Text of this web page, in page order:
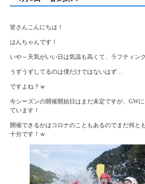
皆さんこんにちは！
はんちゃんです！
いや～天気がいい日は気温も高くて、ラフティン
うずうずしてるのは僕だけではないはず…
ですよね？ｗ
今シーズンの開催開始日はまだ未定ですが、GW
ています！
開催できるかはコロナのこともあるのでまだ何と
十分です！ｗ